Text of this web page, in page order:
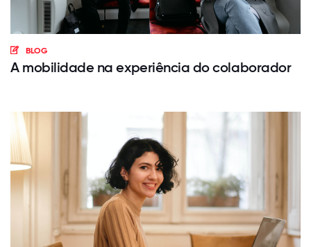
BLOG
A mobilidade na experiência do colaborador